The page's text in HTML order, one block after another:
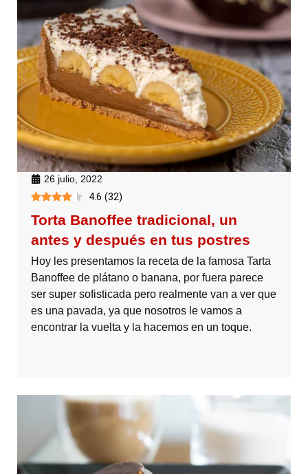
26 julio, 2022
4.6 (32)
Torta Banoffee tradicional, un
antes y después en tus postres
Hoy les presentamos la receta de la famosa Tarta
Banoffee de plátano o banana, por fuera parece
ser super sofisticada pero realmente van a ver que
es una pavada, ya que nosotros le vamos a
encontrar la vuelta y la hacemos en un toque.